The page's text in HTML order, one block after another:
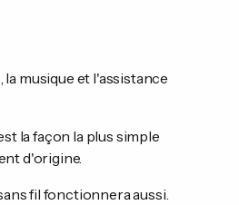
musique et l'assistance
la façon la plus simple
d'origine.
fil fonctionnera aussi.